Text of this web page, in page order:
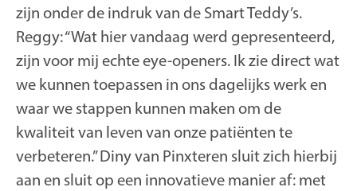
zijn onder de indruk van de Smart Teddy’s.
Reggy: “Wat hier vandaag werd gepresenteerd,
zijn voor mij echte eye-openers. Ik zie direct wat
we kunnen toepassen in ons dagelijks werk en
waar we stappen kunnen maken om de
kwaliteit van leven van onze patiënten te
verbeteren.” Diny van Pinxteren sluit zich hierbij
aan en sluit op een innovatieve manier af: met